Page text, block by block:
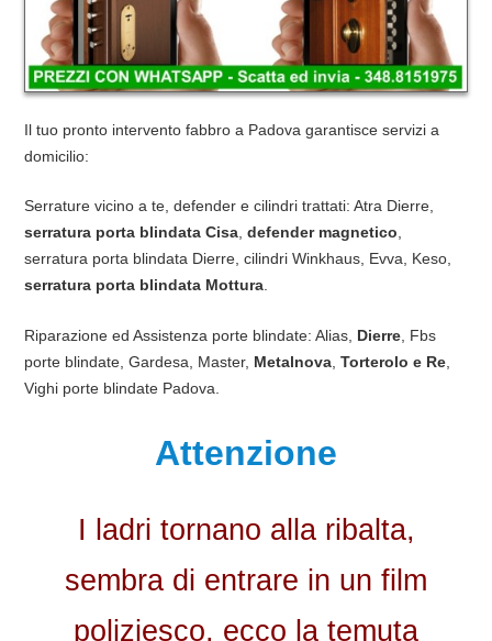
Il tuo pronto intervento fabbro a Padova garantisce servizi a
domicilio:
Serrature vicino a te, defender e cilindri trattati: Atra Dierre,
serratura porta blindata Cisa, defender magnetico
serratura porta blindata Dierre, cilindri Winkhaus, Evva, Keso,
serratura porta blindata Mottura.
Riparazione ed Assistenza porte blindate: Alias, Dierre, Fbs
porte blindate, Gardesa, Master, Metalnova, Torterolo e Re,
Vighi porte blindate Padova.
Attenzione
I ladri tornano alla ribalta,
sembra di entrare in un film
poliziesco, ecco la temuta